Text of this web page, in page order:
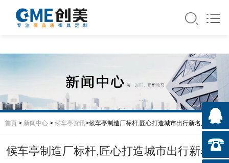
首頁> 新闻中心> 候车亭资讯>候车亭制造厂标杆,匠心打造城市出行新名片
候车亭制造厂标杆,匠心打造城市出行新名片